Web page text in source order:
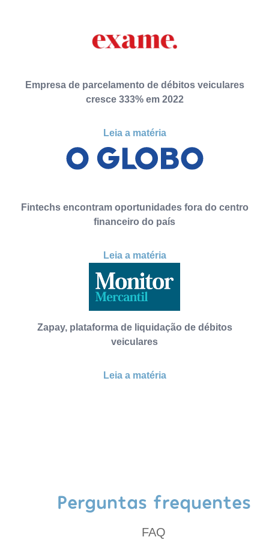
Empresa de parcelamento de débitos veiculares
cresce 333% em 2022
Leia a matéria
Fintechs encontram oportunidades fora do centro
financeiro do país
Leia a matéria
Zapay, plataforma de liquidação de débitos
veiculares
Leia a matéria
Perguntas frequentes
FAQ